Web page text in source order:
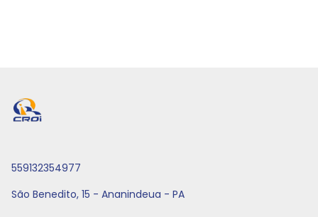
559132354977
São Benedito, 15 - Ananindeua - PA